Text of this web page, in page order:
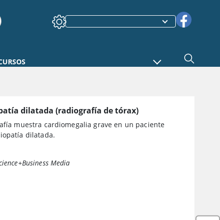
dilatada (radiografía de tórax)
muestra cardiomegalia grave en un paciente
dilatada.
Media